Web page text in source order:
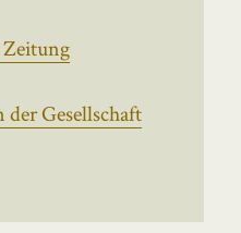
Zeitung
Gesellschaft